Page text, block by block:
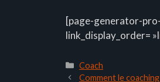
[page-generator-
link_display_order=
Catégories
Coach
Comment le